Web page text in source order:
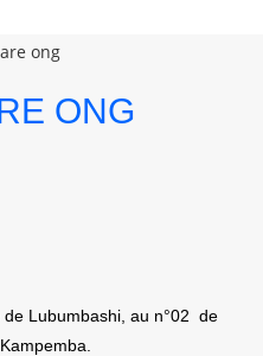
ONG
de Lubumbashi, au n°02 de